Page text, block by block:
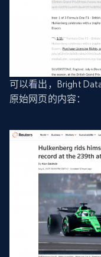
可以看出，Bright
原始网页的内容：